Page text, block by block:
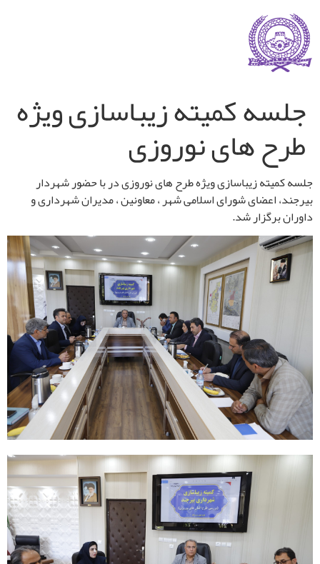
جلسه کمیته زیباسازی ویژه
طرح های نوروزی
جلسه کمیته زیباسازی ویژه طرح های نوروزی در با حضور شهردار
بیرجند، اعضای شورای اسلامی شهر ، معاونین ، مدیران شهرداری و
داوران برگزار شد.